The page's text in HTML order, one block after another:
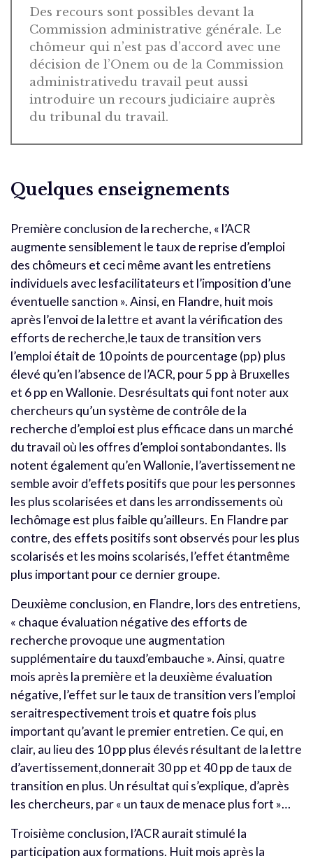
Des recours sont possibles devant la
Commission administrative générale. Le
chômeur qui n’est pas d’accord avec une
décision de l’Onem ou de la Commission
administrativedu travail peut aussi
introduire un recours judiciaire auprès
du tribunal du travail.
Quelques enseignements
Première conclusion de la recherche, « l’ACR
augmente sensiblement le taux de reprise d’emploi
des chômeurs et ceci même avant les entretiens
individuels avec lesfacilitateurs et l’imposition d’une
éventuelle sanction ». Ainsi, en Flandre, huit mois
après l’envoi de la lettre et avant la vérification des
efforts de recherche,le taux de transition vers
l’emploi était de 10 points de pourcentage (pp) plus
élevé qu’en l’absence de l’ACR, pour 5 pp à Bruxelles
et 6 pp en Wallonie. Desrésultats qui font noter aux
chercheurs qu’un système de contrôle de la
recherche d’emploi est plus efficace dans un marché
du travail où les offres d’emploi sontabondantes. Ils
notent également qu’en Wallonie, l’avertissement ne
semble avoir d’effets positifs que pour les personnes
les plus scolarisées et dans les arrondissements où
lechômage est plus faible qu’ailleurs. En Flandre par
contre, des effets positifs sont observés pour les plus
scolarisés et les moins scolarisés, l’effet étantmême
plus important pour ce dernier groupe.
Deuxième conclusion, en Flandre, lors des entretiens,
« chaque évaluation négative des efforts de
recherche provoque une augmentation
supplémentaire du tauxd’embauche ». Ainsi, quatre
mois après la première et la deuxième évaluation
négative, l’effet sur le taux de transition vers l’emploi
seraitrespectivement trois et quatre fois plus
important qu’avant le premier entretien. Ce qui, en
clair, au lieu des 10 pp plus élevés résultant de la lettre
d’avertissement,donnerait 30 pp et 40 pp de taux de
transition en plus. Un résultat qui s’explique, d’après
les chercheurs, par « un taux de menace plus fort »…
Troisième conclusion, l’ACR aurait stimulé la
participation aux formations. Huit mois après la